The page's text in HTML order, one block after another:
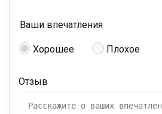
Ваши впечатления
Хорошее Плохое
Отзыв